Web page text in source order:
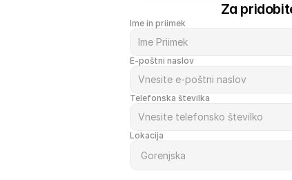
Za
Ime in priimek
E-poštni naslov
Telefonska številka
Lokacija